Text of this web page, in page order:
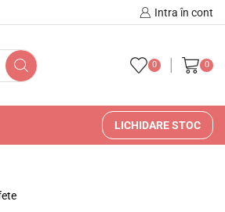
🚚 🇷🇴 Livrare înIntra în cont
0 0
LICHIDARE STOC